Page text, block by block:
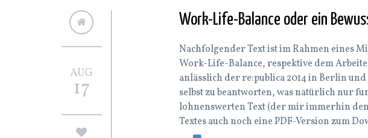
AUG
17
Work-Life-Balance oder ein
Nachfolgender Text ist im Rahmen eines
Work-Life-Balance, respektive dem
anlässlich der re:publica 2014 in Berlin
selbst zu beantworten, was natürlich nur
lohnenswerten Text (der mir immerhin
Textes auch noch eine PDF-Version zum